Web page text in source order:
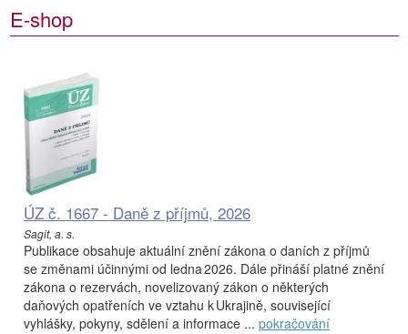
E-shop
ÚZ č. 1667 - Daně z příjmů, 2026
Sagit, a. s.
Publikace obsahuje aktuální znění zákona o daních z příjmů
se změnami účinnými od ledna 2026. Dále přináší platné znění
zákona o rezervách, novelizovaný zákon o některých
daňových opatřeních ve vztahu k Ukrajině, související
vyhlášky, pokyny, sdělení a informace ... pokračování